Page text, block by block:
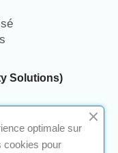
Solutions)
Bâtiment E
optimale sur
cookies pour